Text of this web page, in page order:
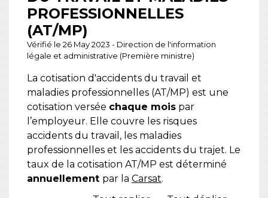
PROFESSIONNELLES
(AT/MP)
Vérifié le 26 May 2023 - Direction de l'information
légale et administrative (Première ministre)
La cotisation d'accidents du travail et
maladies professionnelles (AT/MP) est une
cotisation versée chaque mois par
l’employeur. Elle couvre les risques
accidents du travail, les maladies
professionnelles et les accidents du trajet. Le
taux de la cotisation AT/MP est déterminé
annuellement par la Carsat.